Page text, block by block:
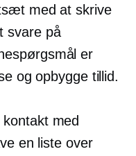
med at skrive
svare på
er
og opbygge tillid.
med
en liste over